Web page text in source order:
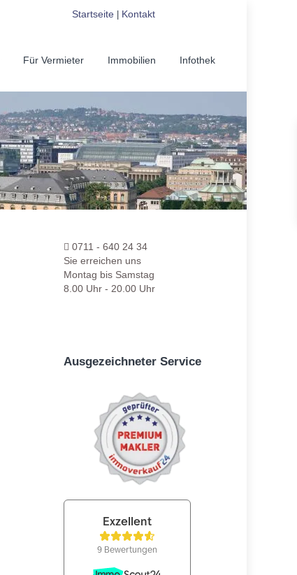
Startseite| Kontakt
Für Vermieter Immobilien Infothek
0711 - 640 24 34
Sie erreichen uns
Montag bis Samstag
8.00 Uhr - 20.00 Uhr
Ausgezeichneter Service